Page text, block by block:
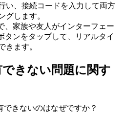
い、接続コードを入力して両方
グします。
、家族や友人がインターフェー
タンをタップして、リアルタイ
きます。
きない問題に関す
できないのはなぜですか？